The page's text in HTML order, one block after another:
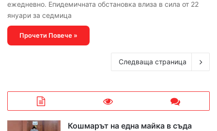
ежедневно. Епидемичната обстановка влиза в сила от 22
януари за седмица
Прочети Повече »
Следваща страница
Кошмарът на една майка в съда